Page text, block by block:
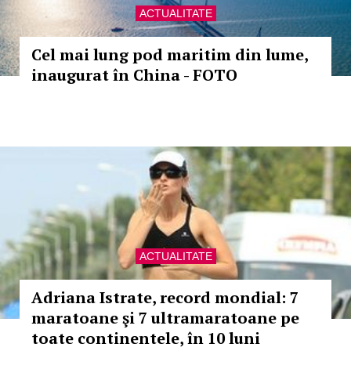
ACTUALITATE
Cel mai lung pod maritim din lume,
inaugurat în China - FOTO
ACTUALITATE
Adriana Istrate, record mondial: 7
maratoane şi 7 ultramaratoane pe
toate continentele, în 10 luni